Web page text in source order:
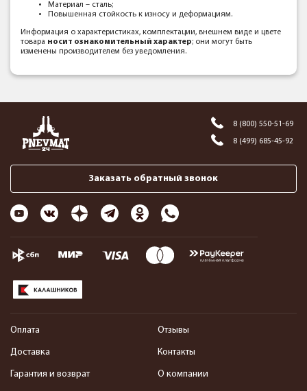
Материал – сталь;
Повышенная стойкость к износу и деформациям.
Информация о характеристиках, комплектации, внешнем виде и цвете
товара носит ознакомительный характер; они могут быть
изменены производителем без уведомления.
8 (800) 550-51-69
8 (499) 685-45-92
Заказать обратный звонок
Оплата
Доставка
Гарантия и возврат
Отзывы
Контакты
О компании